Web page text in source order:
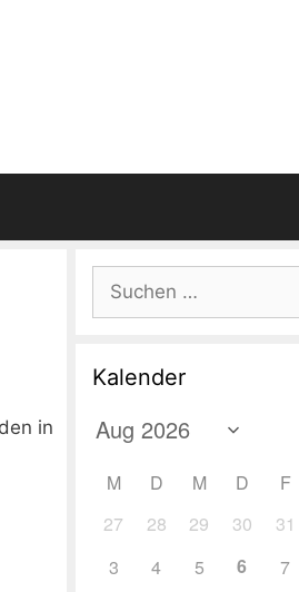
in
Suchen
nach:
Kalender
M D M D F
27
28 29 30 31
3
4 5 6 7